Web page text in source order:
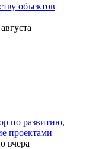
объектов
по развитию,
проектами
вчера